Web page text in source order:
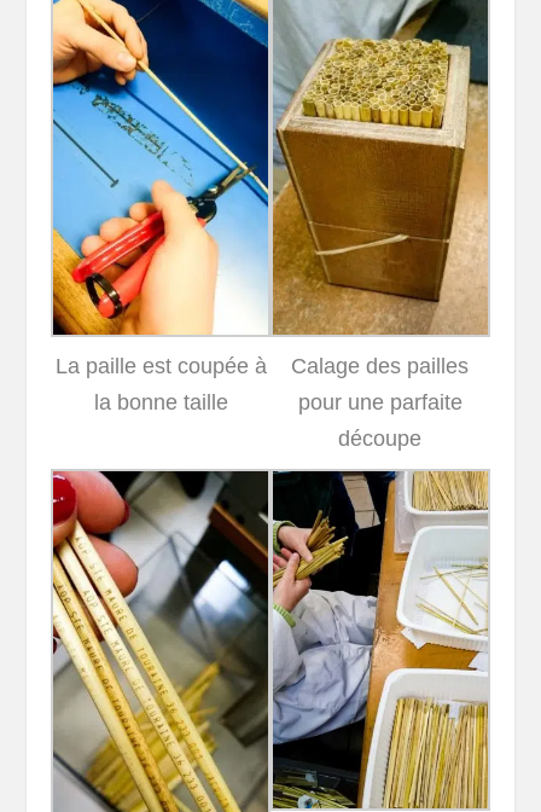
La paille est coupée à
la bonne taille
Calage des pailles
pour une parfaite
découpe